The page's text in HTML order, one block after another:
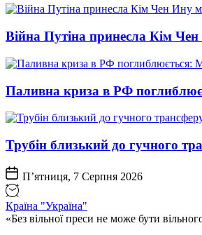
Війна Путіна принесла Кім
Паливна криза в РФ
Трубін близький до гучного
П’ятниця, 7 Серпня 2026
Країна "Україна"
«Без вільної преси не може бути